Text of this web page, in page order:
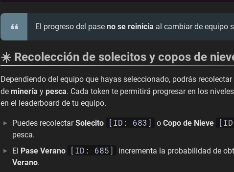
El progreso del pase no se reinicia al cambiar de equipo
☀️ Recolección de solecitos y copos de
Dependiendo del equipo que hayas seleccionado, podrás
de minería y pesca. Cada token te permitirá progresar en los
en el leaderboard de tu equipo.
Puedes recolectarSolecito [ID: 683] o Copo de Nieve
pesca.
El Pase Verano [ID: 685]
incrementa la probabilidad de
Verano.